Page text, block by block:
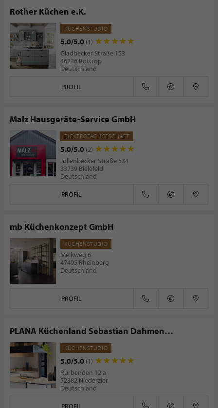
Rother Küchen e.K.
KÜCHENSTUDIO
5.0/5.0 (1)
Gladbecker Straße 153
46236 Bottrop
Deutschland
PROFIL
Malz Hausgeräte-Service GmbH
ELEKTROFACHGESCHÄFT
5.0/5.0 (2)
Jöllenbecker Straße 534
33739 Bielefeld
Deutschland
PROFIL
mb Küchenkonzept GmbH
KÜCHENSTUDIO
Melkweg 6
47495 Rheinberg
Deutschland
PROFIL
PLANA Küchenland Sebastian Dahmen
KüchenvertriebKÜCHENSTUDIO
5.0/5.0 (1)
Rurbenden 12 a
52382 Niederzier
Deutschland
PROFIL